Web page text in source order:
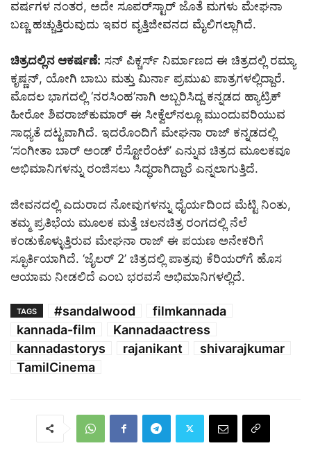
ವರ್ಷಗಳ ನಂತರ, ಅದೇ ಸೂಪರ್‌ಸ್ಟಾರ್ ಜೊತೆ ಮಗಳು ಮೇಘನಾ
ಬಣ್ಣ ಹಚ್ಚುತ್ತಿರುವುದು ಇವರ ವೃತ್ತಿಜೀವನದ ಮೈಲಿಗಲ್ಲಾಗಿದೆ.
ಚಿತ್ರದಲ್ಲಿನ ಆಕರ್ಷಣೆ: ಸನ್ ಪಿಕ್ಚರ್ಸ್ ನಿರ್ಮಾಣದ ಈ ಚಿತ್ರದಲ್ಲಿ ರಮ್ಯಾ
ಕೃಷ್ಣನ್, ಯೋಗಿ ಬಾಬು ಮತ್ತು ಮಿರ್ನಾ ಪ್ರಮುಖ ಪಾತ್ರಗಳಲ್ಲಿದ್ದಾರೆ.
ಮೊದಲ ಭಾಗದಲ್ಲಿ ‘ನರಸಿಂಹ’ನಾಗಿ ಅಬ್ಬರಿಸಿದ್ದ ಕನ್ನಡದ ಹ್ಯಾಟ್ರಿಕ್
ಹೀರೋ ಶಿವರಾಜ್‌ಕುಮಾರ್ ಈ ಸೀಕ್ವೆಲ್‌ನಲ್ಲೂ ಮುಂದುವರಿಯುವ
ಸಾಧ್ಯತೆ ದಟ್ಟವಾಗಿದೆ. ಇದರೊಂದಿಗೆ ಮೇಘನಾ ರಾಜ್ ಕನ್ನಡದಲ್ಲಿ
‘ಸಂಗೀತಾ ಬಾರ್ ಅಂಡ್ ರೆಸ್ಟೋರೆಂಟ್’ ಎನ್ನುವ ಚಿತ್ರದ ಮೂಲಕವೂ
ಅಭಿಮಾನಿಗಳನ್ನು ರಂಜಿಸಲು ಸಿದ್ಧರಾಗಿದ್ದಾರೆ ಎನ್ನಲಾಗುತ್ತಿದೆ.
ಜೀವನದಲ್ಲಿ ಎದುರಾದ ನೋವುಗಳನ್ನು ಧೈರ್ಯದಿಂದ ಮೆಟ್ಟಿ ನಿಂತು,
ತಮ್ಮ ಪ್ರತಿಭೆಯ ಮೂಲಕ ಮತ್ತೆ ಚಲನಚಿತ್ರ ರಂಗದಲ್ಲಿ ನೆಲೆ
ಕಂಡುಕೊಳ್ಳುತ್ತಿರುವ ಮೇಘನಾ ರಾಜ್ ಈ ಪಯಣ ಅನೇಕರಿಗೆ
ಸ್ಫೂರ್ತಿಯಾಗಿದೆ. ‘ಜೈಲರ್ 2’ ಚಿತ್ರದಲ್ಲಿ ಪಾತ್ರವು ಕೆರಿಯರ್‌ಗೆ ಹೊಸ
ಆಯಾಮ ನೀಡಲಿದೆ ಎಂಬ ಭರವಸೆ ಅಭಿಮಾನಿಗಳಲ್ಲಿದೆ.
TAGS #sandalwood
filmkannada
kannada-film
Kannadaactress
kannadastorys
rajanikant
shivarajkumar
TamilCinema